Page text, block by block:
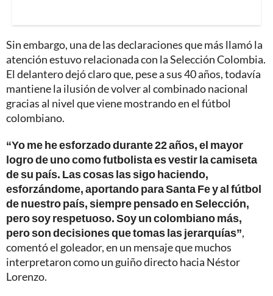
Sin embargo, una de las declaraciones que más llamó la
atención estuvo relacionada con la Selección Colombia.
El delantero dejó claro que, pese a sus 40 años, todavía
mantiene la ilusión de volver al combinado nacional
gracias al nivel que viene mostrando en el fútbol
colombiano.
“Yo me he esforzado durante 22 años, el mayor
logro de uno como futbolista es vestir la camiseta
de su país. Las cosas las sigo haciendo,
esforzándome, aportando para Santa Fe y al fútbol
de nuestro país, siempre pensado en Selección,
pero soy respetuoso. Soy un colombiano más,
pero son decisiones que tomas las jerarquías”,
comentó el goleador, en un mensaje que muchos
interpretaron como un guiño directo hacia Néstor
Lorenzo.